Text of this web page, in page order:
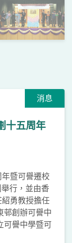
消息
十五周年
暨可譽遷校
行，並由香
勇教授擔任
邨創辦可譽中
可譽中學暨可